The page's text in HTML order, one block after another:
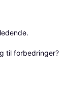
til forbedringer?